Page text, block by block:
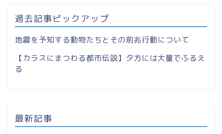
過去記事ピックアップ
地震を予知する動物たちとその前兆行動について
【カラスにまつわる都市伝説】夕方には大量でふるえ
る
最新記事